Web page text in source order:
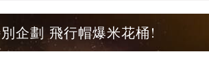
別企劃 飛行帽爆米花桶!